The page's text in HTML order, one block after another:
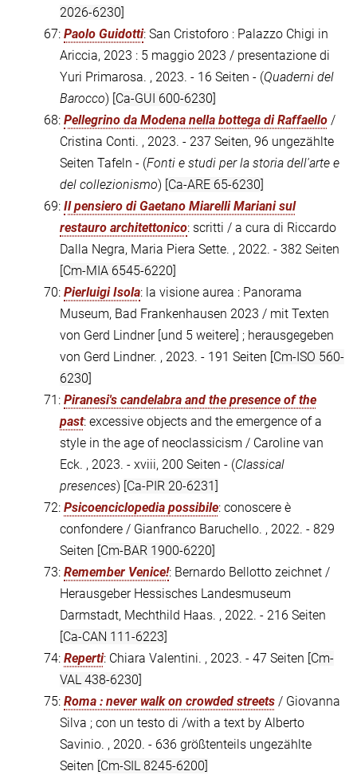
2026-6230]
67: Paolo Guidotti: San Cristoforo : Palazzo Chigi in
Ariccia, 2023 : 5 maggio 2023 / presentazione di
Yuri Primarosa. , 2023. - 16 Seiten - (Quaderni del
Barocco) [Ca-GUI 600-6230]
68: Pellegrino da Modena nella bottega di Raffaello /
Cristina Conti. , 2023. - 237 Seiten, 96 ungezählte
Seiten Tafeln - (Fonti e studi per la storia dell'arte e
del collezionismo) [Ca-ARE 65-6230]
69: Il pensiero di Gaetano Miarelli Mariani sul
restauro architettonico: scritti / a cura di Riccardo
Dalla Negra, Maria Piera Sette. , 2022. - 382 Seiten
[Cm-MIA 6545-6220]
70: Pierluigi Isola: la visione aurea : Panorama
Museum, Bad Frankenhausen 2023 / mit Texten
von Gerd Lindner [und 5 weitere] ; herausgegeben
von Gerd Lindner. , 2023. - 191 Seiten [Cm-ISO 560-
6230]
71: Piranesi's candelabra and the presence of the
past: excessive objects and the emergence of a
style in the age of neoclassicism / Caroline van
Eck. , 2023. - xviii, 200 Seiten - (Classical
presences) [Ca-PIR 20-6231]
72: Psicoenciclopedia possibile: conoscere è
confondere / Gianfranco Baruchello. , 2022. - 829
Seiten [Cm-BAR 1900-6220]
73: Remember Venice!: Bernardo Bellotto zeichnet /
Herausgeber Hessisches Landesmuseum
Darmstadt, Mechthild Haas. , 2022. - 216 Seiten
[Ca-CAN 111-6223]
74: Reperti: Chiara Valentini. , 2023. - 47 Seiten [Cm-
VAL 438-6230]
75: Roma : never walk on crowded streets / Giovanna
Silva ; con un testo di /with a text by Alberto
Savinio. , 2020. - 636 größtenteils ungezählte
Seiten [Cm-SIL 8245-6200]